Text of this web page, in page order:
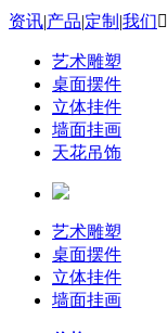
资讯|产品|定制 |我们
艺术雕塑
桌面摆件
立体挂件
墙面挂画
天花吊饰
艺术雕塑
桌面摆件
立体挂件
墙面挂画